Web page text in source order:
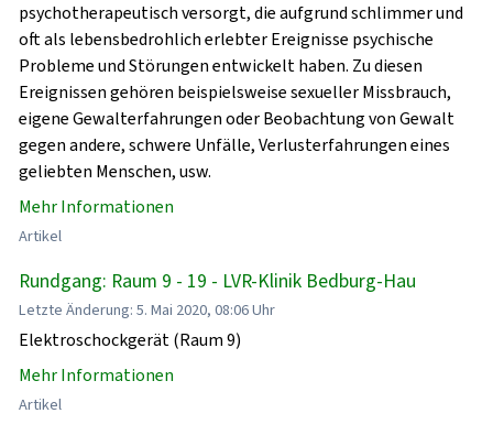
psychotherapeutisch versorgt, die aufgrund schlimmer und
oft als lebensbedrohlich erlebter Ereignisse psychische
Probleme und Störungen entwickelt haben. Zu diesen
Ereignissen gehören beispielsweise sexueller Missbrauch,
eigene Gewalterfahrungen oder Beobachtung von Gewalt
gegen andere, schwere Unfälle, Verlusterfahrungen eines
geliebten Menschen, usw.
Mehr Informationen
Artikel
Rundgang: Raum 9 - 19 - LVR-Klinik Bedburg-Hau
Letzte Änderung: 5. Mai 2020, 08:06 Uhr
Elektroschockgerät (Raum 9)
Mehr Informationen
Artikel